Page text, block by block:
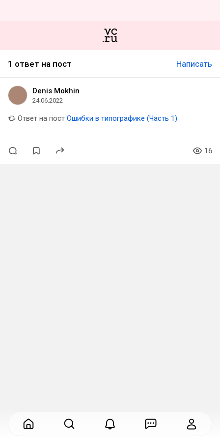
1 ответ на пост Написать
Denis Mokhin
24.06.2022
Ответ на пост Ошибки в типографике (Часть 1)
16